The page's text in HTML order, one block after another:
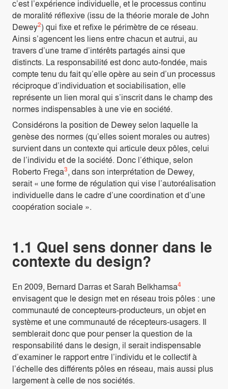
c’est l’expérience individuelle, et le processus continu
de moralité réflexive (issu de la théorie morale de John
Dewey2) qui fixe et refixe le périmètre de ce réseau.
Ainsi s’agencent les liens entre chacun et autrui, au
travers d’une trame d’intérêts partagés ainsi que
distincts. La responsabilité est donc auto-fondée, mais
compte tenu du fait qu’elle opère au sein d’un processus
réciproque d’individuation et sociabilisation, elle
représente un lien moral qui s’inscrit dans le champ des
normes indispensables à une vie en société.
Considérons la position de Dewey selon laquelle la
genèse des normes (qu’elles soient morales ou autres)
survient dans un contexte qui articule deux pôles, celui
de l’individu et de la société. Donc l’éthique, selon
Roberto Frega3, dans son interprétation de Dewey,
serait « une forme de régulation qui vise l’autoréalisation
individuelle dans le cadre d’une coordination et d’une
coopération sociale ».
1.1 Quel sens donner dans le
contexte du design?
En 2009, Bernard Darras et Sarah Belkhamsa4
envisagent que le design met en réseau trois pôles : une
communauté de concepteurs-producteurs, un objet en
système et une communauté de récepteurs-usagers. Il
semblerait donc que pour penser la question de la
responsabilité dans le design, il serait indispensable
d’examiner le rapport entre l’individu et le collectif à
l’échelle des différents pôles en réseau, mais aussi plus
largement à celle de nos sociétés.